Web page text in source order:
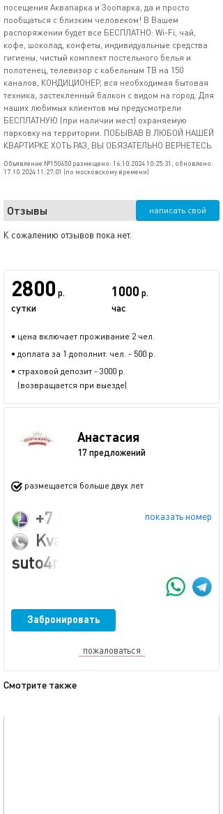
посещения Аквапарка и Зоопарка, да и просто
пообщаться с близким человеком! В Вашем
распоряжении будет все БЕСПЛАТНО: Wi-Fi, чай,
кофе, шоколад, конфеты, индивидуальные средства
гигиены, чистый комплект постельного белья и
полотенец, телевизор с кабельным ТВ на 150
каналов, КОНДИЦИОНЕР, вся необходимая бытовая
техника, застекленный балкон с видом на город. Для
наших любимых клиентов мы предусмотрели
БЕСПЛАТНУЮ (при наличии мест) охраняемую
парковку на территории. ПОБЫВАВ В ЛЮБОЙ НАШЕЙ
КВАРТИРКЕ ХОТЬ РАЗ, ВЫ ОБЯЗАТЕЛЬНО ВЕРНЕТЕСЬ.
Объявление №150650 размещено: 16.10.2024 10:25:31, обновлено:
17.10.2024 11:27:01 (по московскому времени)
Отзывы написать свой
К сожалению отзывов пока нет.
2800 р.
сутки
1000 р.
час
• цена включает проживание 2 чел.
• доплата за 1 дополнит. чел. - 500 р.
• страховой депозит - 3000 р.
(возвращается при выезде)
Анастасия
17 предложений
размещается больше двух лет
показать номер
+7 (913) 397-31-37
Kvartira-
suto4no@yandex.ru
Забронировать
пожаловаться
Смотрите также